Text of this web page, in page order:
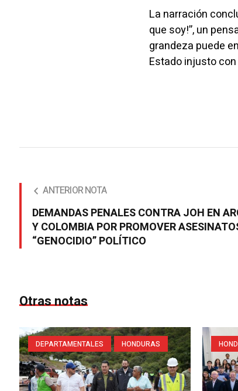
La narración
que soy!”, un
grandeza puede
Estado injusto
ANTERIOR NOTA
DEMANDAS PENALES CONTRA JOH EN
Y COLOMBIA POR PROMOVER
“GENOCIDIO” POLÍTICO
Otras notas
DEPARTAMENTALES HONDURAS